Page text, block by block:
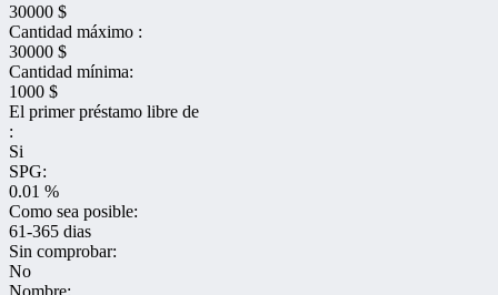
30000 $
Cantidad máximo :
30000 $
Cantidad mínima:
1000 $
El primer préstamo libre de
:
Si
SPG:
0.01 %
Como sea posible:
61-365 dias
Sin comprobar:
No
Nombre: